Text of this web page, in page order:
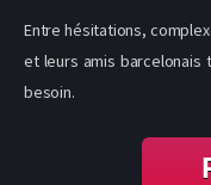
Entre hésitations,
et leurs amis
besoin.